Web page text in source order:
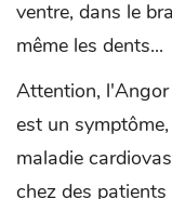
ventre, dans le
même les dents...
Attention,
est un
maladie
chez des